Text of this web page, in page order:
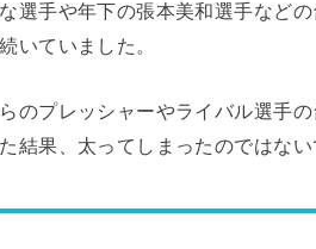
選手や年下の張本美和選手など
いていました。
のプレッシャーやライバル選手
結果、太ってしまったのではない